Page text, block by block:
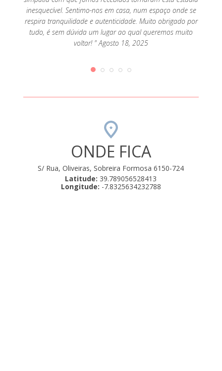
inesquecível. Sentimo-nos em casa, num espaço onde se
respira tranquilidade e autenticidade. Muito obrigado por
tudo, é sem dúvida um lugar ao qual queremos muito
voltar! " Agosto 18, 2025
ONDE FICA
S/ Rua, Oliveiras, Sobreira Formosa 6150-724
Latitude: 39.789056528413
Longitude: -7.8325634232788